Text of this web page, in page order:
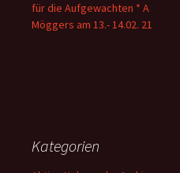
für die Aufgewachten * A
Möggers am 13.- 14.02. 21
Kategorien